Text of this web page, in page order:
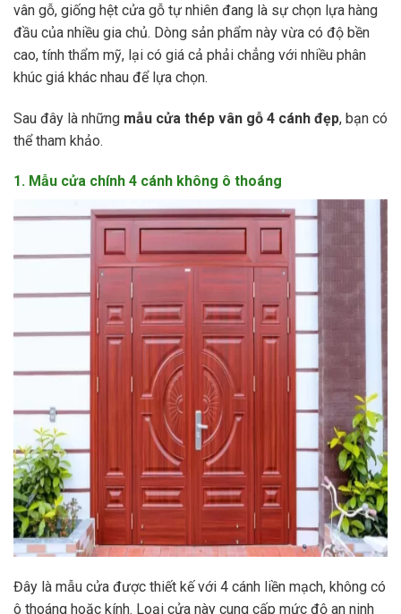
vân gỗ, giống hệt cửa gỗ tự nhiên đang là sự chọn lựa hàng
đầu của nhiều gia chủ. Dòng sản phẩm này vừa có độ bền
cao, tính thẩm mỹ, lại có giá cả phải chẳng với nhiều phân
khúc giá khác nhau để lựa chọn.
Sau đây là những mẫu cửa thép vân gỗ 4 cánh đẹp, bạn có
thể tham khảo.
1. Mẫu cửa chính 4 cánh không ô thoáng
Đây là mẫu cửa được thiết kế với 4 cánh liền mạch, không có
ô thoáng hoặc kính. Loại cửa này cung cấp mức độ an ninh